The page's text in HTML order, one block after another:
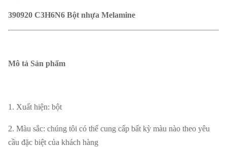
390920 C3H6N6 Bột nhựa Melamine
Mô tả Sản phẩm
1. Xuất hiện: bột
2. Màu sắc: chúng tôi có thể cung cấp bất kỳ màu nào theo yêu
cầu đặc biệt của khách hàng